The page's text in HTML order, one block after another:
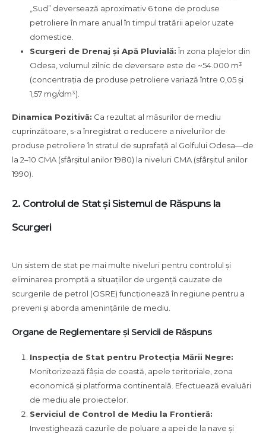
„Sud” deversează aproximativ 6 tone de produse
petroliere în mare anual în timpul tratării apelor uzate
domestice.
Scurgeri de Drenaj și Apă Pluvială:În zona plajelor din
Odesa, volumul zilnic de deversare este de ~54.000 m³
(concentrația de produse petroliere variază între 0,05 și
1,57 mg/dm³).
Dinamica Pozitivă: Ca rezultat al măsurilor de mediu
cuprinzătoare, s-a înregistrat o reducere a nivelurilor de
produse petroliere în stratul de suprafață al Golfului Odesa—de
la 2–10 CMA (sfârșitul anilor 1980) la niveluri CMA (sfârșitul anilor
1990).
2. Controlul de Stat și Sistemul de Răspuns la
Scurgeri
Un sistem de stat pe mai multe niveluri pentru controlul și
eliminarea promptă a situațiilor de urgență cauzate de
scurgerile de petrol (OSRE) funcționează în regiune pentru a
preveni și aborda amenințările de mediu.
Organe de Reglementare și Servicii de Răspuns
Inspecția de Stat pentru Protecția Mării Negre:
Monitorizează fâșia de coastă, apele teritoriale, zona
economică și platforma continentală. Efectuează evaluări
de mediu ale proiectelor.
Serviciul de Control de Mediu la Frontieră:
Investighează cazurile de poluare a apei de la nave și